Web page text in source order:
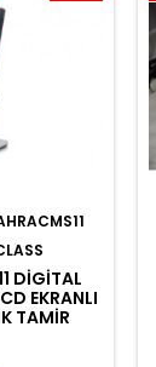
DIGITAL
EKRANLI
TAMIR